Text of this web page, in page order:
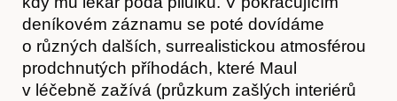
deníkovém záznamu se poté dovídáme
o různých dalších, surrealistickou atmosférou
prodchnutých příhodách, které Maul
v léčebně zažívá (průzkum zašlých interiérů